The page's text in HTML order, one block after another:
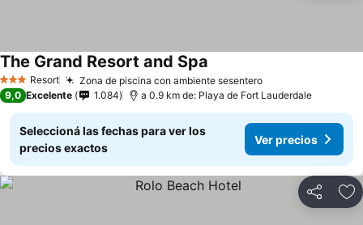
3 EstrellasResort Zona de piscina con ambiente sesenteroVer precios
The Grand Resort and Spa
9,0 Excelente 1.084 a 0.9 km de: Playa de Fort Lauderdale
Seleccioná las fechas para ver los
precios exactos
Ver precios
Compartir